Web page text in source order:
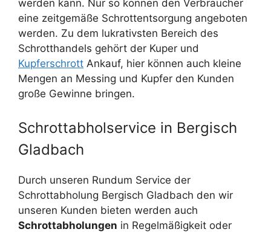
werden kann. Nur so können den Verbraucher
eine zeitgemäße Schrottentsorgung angeboten
werden. Zu dem lukrativsten Bereich des
Schrotthandels gehört der Kuper und
Kupferschrott Ankauf, hier können auch kleine
Mengen an Messing und Kupfer den Kunden
große Gewinne bringen.
Schrottabholservice in Bergisch
Gladbach
Durch unseren Rundum Service der
Schrottabholung Bergisch Gladbach den wir
unseren Kunden bieten werden auch
Schrottabholungen in Regelmäßigkeit oder